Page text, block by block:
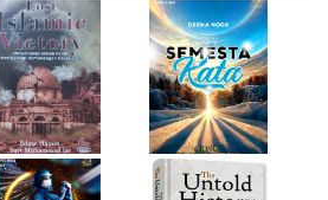
Firda Umayah
True Medical,
Bukan Sekadar
Buku Medis
Haifa Eimaan
The Untold
History of
Ottoman